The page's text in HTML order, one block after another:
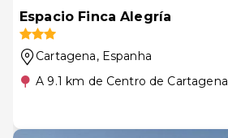
Espacio Finca Alegría
Cartagena, Espanha
A 9.1 km de Centro de Cartagena